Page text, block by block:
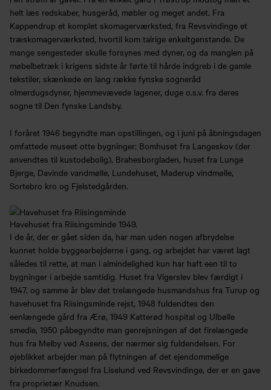
helt læs redskaber, husgeråd, møbler og meget andet. Fra
Kappendrup et komplet skomagerværksted, fra Revsvindinge et
træskomagerværksted, hvortil kom talrige enkeltgenstande. De
mange sengesteder skulle forsynes med dyner, og da manglen på
møbelbetræk i krigens sidste år førte til hårde indgreb i de gamle
tekstiler, skænkede en lang række fynske sogneråd
olmerdugsdyner, hjemmevævede lagener, duge o.s.v. fra deres
sogne til Den fynske Landsby.
I foråret 1946 begyndte man opstillingen, og i juni på åbningsdagen
omfattede museet otte bygninger: Bomhuset fra Langeskov (der
anvendtes til kustodebolig), Brahesborgladen, huset fra Lunge
Bjerge, Davinde vandmølle, Lundehuset, Maderup vindmølle,
Sortebro kro og Fjelstedgården.
Havehuset fra Riisingsminde 1949.
I de år, der er gået siden da, har man uden nogen afbrydelse
kunnet holde byggearbejderne i gang, og arbejdet har været lagt
således til rette, at man i almindelighed kun har haft een til to
bygninger i arbejde samtidig. Huset fra Vigerslev blev færdigt i
1947, og samme år blev det trelængede husmandshus fra Turup og
havehuset fra Riisingsminde rejst, 1948 fuldendtes den
eenlængede gård fra Ærø, 1949 Katterød hospital og Ulbølle
smedie, 1950 påbegyndte man genrejsningen af det firelængede
hus fra Melby ved Assens, der nærmer sig fuldendelsen. For
øjeblikket arbejder man på flytningen af det ejendommelige
birkedommerfængsel fra Liselund ved Revsvindinge, der er en gave
fra proprietær Knudsen.